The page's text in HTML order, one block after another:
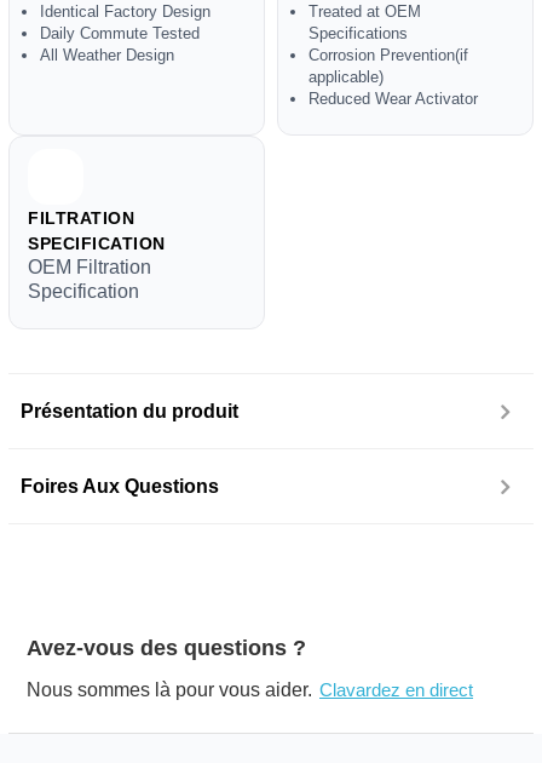
Identical Factory Design
Daily Commute Tested
All Weather Design
Treated at OEM
Specifications
Corrosion Prevention(if
applicable)
Reduced Wear Activator
FILTRATION
SPECIFICATION
OEM Filtration
Specification
Présentation du produit
Foires Aux Questions
Avez-vous des questions ?
Nous sommes là pour vous aider. Clavardez en direct